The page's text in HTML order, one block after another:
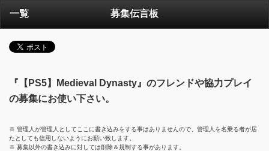
一覧 募集伝言板
『【PS5】Medieval Dynasty』のフレンドや協力プレイ
の募集にお使い下さい。
※ 管理人が管理人としてここに書き込みをする事はありませんので、管理人を名乗る者が居
たとしても信用しないようにお願い致します。
※ 募集以外の書き込みに対しては削除＆規制する事があります。